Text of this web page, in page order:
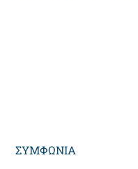
ΣYMΦΩNIA